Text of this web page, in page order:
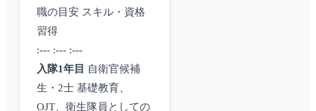
職の目安 スキル・資格
習得
:--- :--- :---
入隊1年目
自衛官候補
生・2士 基礎教育、
OJT、衛生隊員としての